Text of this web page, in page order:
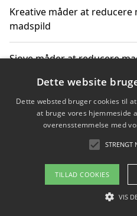
Kreative måder at
madspild
Sjove måder at reducere
Hvor finder jeg nemme
Om / kontakt
Dette website
Dette websted bruger cookies til
at bruge vores hjemmeside
overensstemmelse med
STRENGT
TILLAD COOKIES
VIS